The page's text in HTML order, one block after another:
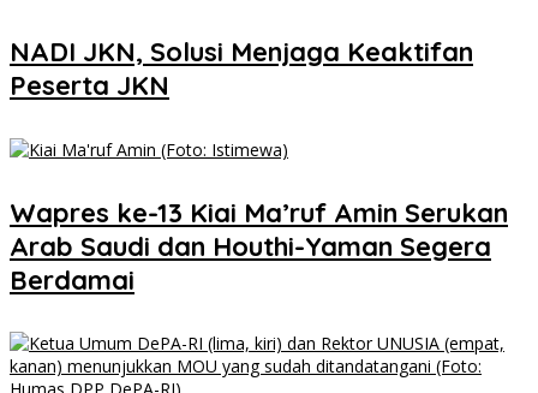
NADI JKN, Solusi Menjaga Keaktifan
Peserta JKN
Wapres ke-13 Kiai Ma’ruf Amin Serukan
Arab Saudi dan Houthi-Yaman Segera
Berdamai